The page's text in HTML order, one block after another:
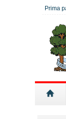
Prima